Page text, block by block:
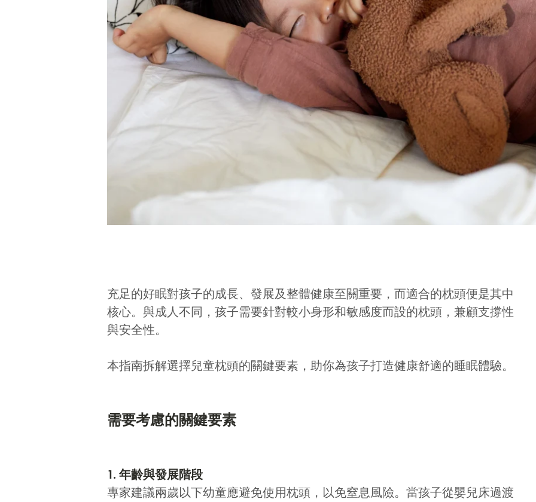
充足的好眠對孩子的成長、發展及整體健康至關重要，而適合的枕頭便是其中
核心。與成人不同，孩子需要針對較小身形和敏感度而設的枕頭，兼顧支撐性
與安全性。
本指南拆解選擇兒童枕頭的關鍵要素，助你為孩子打造健康舒適的睡眠體驗。
需要考慮的關鍵要素
1. 年齡與發展階段
專家建議兩歲以下幼童應避免使用枕頭，以免窒息風險。當孩子從嬰兒床過渡